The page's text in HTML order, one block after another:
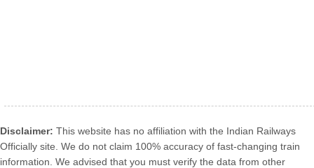
Disclaimer: This website has no affiliation with the Indian Railways
Officially site. We do not claim 100% accuracy of fast-changing train
information. We advised that you must verify the data from other